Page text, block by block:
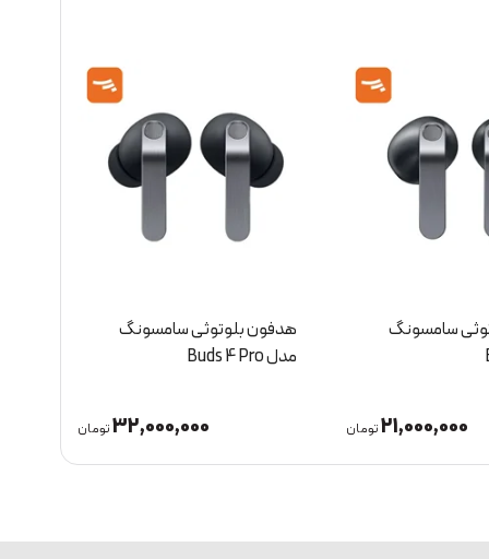
سامسونگ
32,000,000 تومان
هدفون بلوتوثی سامسونگ
مدل Buds 3 Pro
23,000,000 تومان